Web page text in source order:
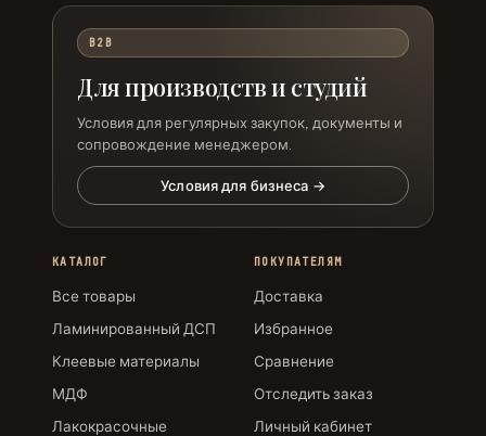
B2B
Для производств и студий
Условия для регулярных закупок, документы и
сопровождение менеджером.
Условия для бизнеса →
КАТАЛОГ
Все товары
Ламинированный ДСП
Клеевые материалы
МДФ
Лакокрасочные
ПОКУПАТЕЛЯМ
Доставка
Избранное
Сравнение
Отследить заказ
Личный кабинет